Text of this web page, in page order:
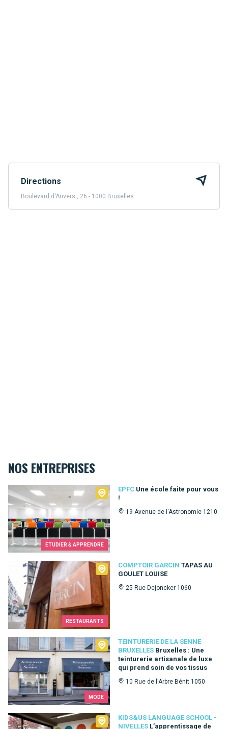
Directions
Boulevard d'Anvers , 26 - 1000 Bruxelles
NOS ENTREPRISES
ETUDIER & APPRENDRE
EPFC Une école faite pour vous
!
19 Avenue de l'Astronomie 1210
EPFC
RESTAURANTS
COMPTOIR GARCIN TAPAS AU
GOULET LOUISE
25 Rue Dejoncker 1060
Comptoir Garcin
MODE
TEINTURERIE DE LA SENNE
BRUXELLES Bruxelles : Une
teinturerie artisanale de luxe
qui prend soin de vos tissus
10 Rue de l'Arbre Bénit 1050
Teinturerie de la Senne Bruxelles
KIDS&US LANGUAGE SCHOOL -
NIVELLES L’apprentissage de
Kids&Us language school - Nivelles